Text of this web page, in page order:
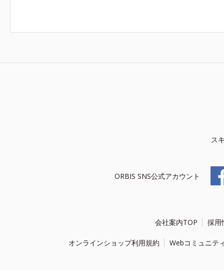
ス
ORBIS SNS公式アカウント
会社案内TOP 採用
オンラインショップ利用規約 Webコミュニテ